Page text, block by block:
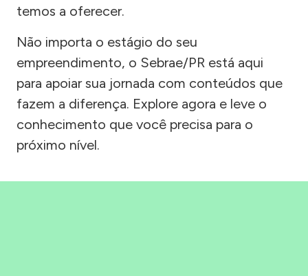
temos a oferecer.
Não importa o estágio do seu
empreendimento, o Sebrae/PR está aqui
para apoiar sua jornada com conteúdos que
fazem a diferença. Explore agora e leve o
conhecimento que você precisa para o
próximo nível.